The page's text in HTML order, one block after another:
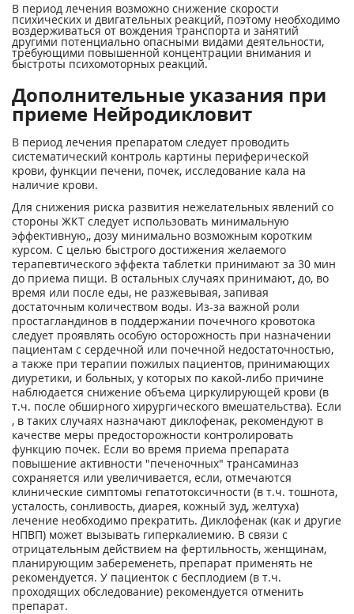
В период лечения возможно снижение скорости
психических и двигательных реакций, поэтому необходимо
воздерживаться от вождения транспорта и занятий
другими потенциально опасными видами деятельности,
требующими повышенной концентрации внимания и
быстроты психомоторных реакций.
Дополнительные указания при
приеме Нейродикловит
В период лечения препаратом следует проводить
систематический контроль картины периферической
крови, функции печени, почек, исследование кала на
наличие крови.
Для снижения риска развития нежелательных явлений со
стороны ЖКТ следует использовать минимальную
эффективную,, дозу минимально возможным коротким
курсом. С целью быстрого достижения желаемого
терапевтического эффекта таблетки принимают за 30 мин
до приема пищи. В остальных случаях принимают, до, во
время или после еды, не разжевывая, запивая
достаточным количеством воды. Из-за важной роли
простагландинов в поддержании почечного кровотока
следует проявлять особую осторожность при назначении
пациентам с сердечной или почечной недостаточностью,
а также при терапии пожилых пациентов, принимающих
диуретики, и больных, у которых по какой-либо причине
наблюдается снижение объема циркулирующей крови (в
т.ч. после обширного хирургического вмешательства). Если
, в таких случаях назначают диклофенак, рекомендуют в
качестве меры предосторожности контролировать
функцию почек. Если во время приема препарата
повышение активности "печеночных" трансаминаз
сохраняется или увеличивается, если, отмечаются
клинические симптомы гепатотоксичности (в т.ч. тошнота,
усталость, сонливость, диарея, кожный зуд, желтуха)
лечение необходимо прекратить. Диклофенак (как и другие
НПВП) может вызывать гиперкалиемию. В связи с
отрицательным действием на фертильность, женщинам,
планирующим забеременеть, препарат применять не
рекомендуется. У пациенток с бесплодием (в т.ч.
проходящих обследование) рекомендуется отменить
препарат.